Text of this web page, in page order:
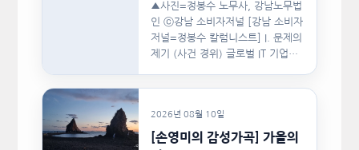
▲사진=정봉수 노무사, 강남노무법
인 ⓒ강남 소비자저널 [강남 소비자
저널=정봉수 칼럼니스트] I. 문제의
제기 (사건 경위) 글로벌 IT 기업의
2026년 08월 10일
[손영미의 감성가곡] 가을의